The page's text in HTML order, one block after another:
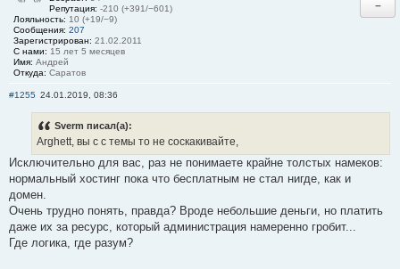
Репутация: -210 (+391/−601)
Лояльность: 10 (+19/−9)
Сообщения: 207
Зарегистрирован: 21.02.2011
С нами: 15 лет 5 месяцев
Имя: Андрей
Откуда: Саратов
−
#1255 24.01.2019, 08:36
Sverm писал(а):
Arghett, вы с с темы то не соскакивайте,
Исключительно для вас, раз не понимаете крайне толстых намеков:
нормальный хостинг пока что бесплатным не стал нигде, как и
домен.
Очень трудно понять, правда? Вроде небольшие деньги, но платить
даже их за ресурс, который администрация намеренно гробит...
Где логика, где разум?